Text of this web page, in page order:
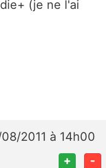
(je ne l'ai
2011 à 14h00
+ -